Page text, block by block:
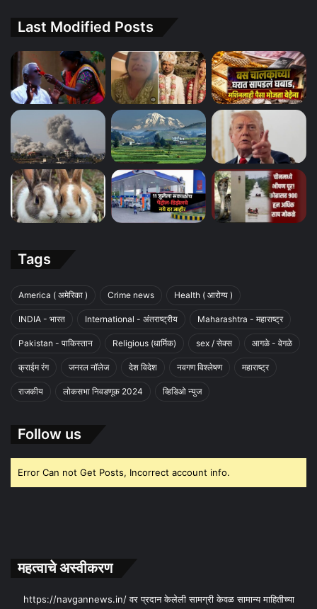
Last Modified Posts
Tags
America ( अमेरिका ) Crime news Health ( आरोग्य )
INDIA - भारत International - अंतराष्ट्रीय Maharashtra - महाराष्ट्र
Pakistan - पाकिस्तान Religious (धार्मिक) sex / सेक्स आगळे - वेगळे
क्राईम रंग जनरल नॉलेज देश विदेश नवगण विश्लेषण महाराष्ट्र
राजकीय लोकसभा निवडणूक 2024 व्हिडिओ न्युज
Follow us
Error Can not Get Posts, Incorrect account info.
महत्वाचे अस्वीकरण
https://navgannews.in/ वर प्रदान केलेली सामग्री केवळ सामान्य माहितीच्या